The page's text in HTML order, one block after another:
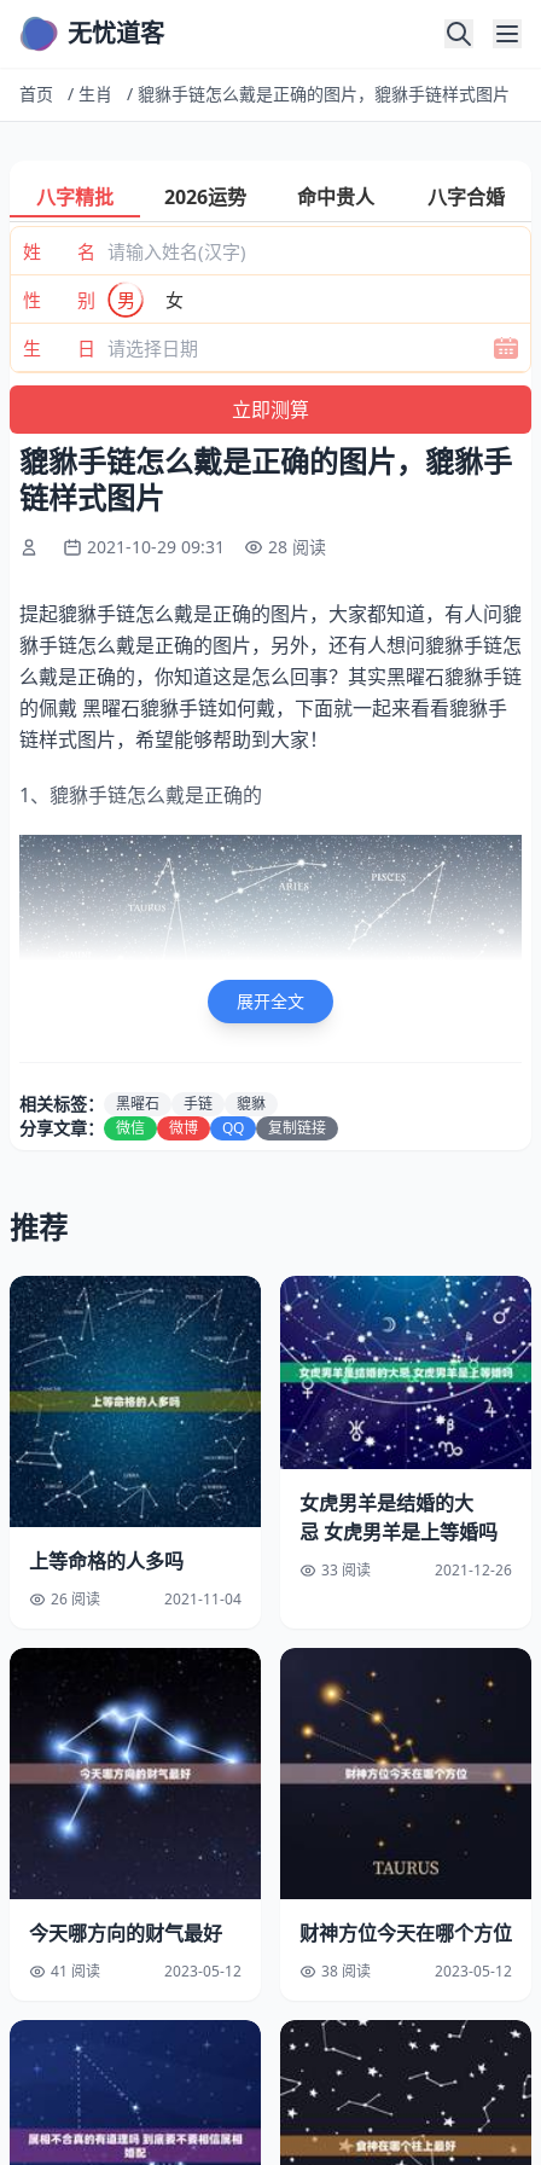
无忧道客
首页 / 生肖 / 貔貅手链怎么戴是正确的图片，貔貅手链样式图片
八字精批 2026运势 命中贵人 八字合婚
姓 名
性 别
男
女
生 日
貔貅手链怎么戴是正确的图片，貔貅手
链样式图片
2021-10-29 09:31 28 阅读
提起貔貅手链怎么戴是正确的图片，大家都知道，有人问貔
貅手链怎么戴是正确的图片，另外，还有人想问貔貅手链怎
么戴是正确的，你知道这是怎么回事？其实黑曜石貔貅手链
的佩戴 黑曜石貔貅手链如何戴，下面就一起来看看貔貅手
链样式图片，希望能够帮助到大家！
1、貔貅手链怎么戴是正确的
对于貔貅不太了解的人可能会疑惑，手链不是自己想怎么戴
就怎么戴吗？其实并不是这样的，金貔貅手链的形象取自于
古时候的神兽貔貅，作兽之一，貔貅的能力是很强大的，貔
貅以金银为食，将四方之财纳入自己体内而且只吃，这样的
能力象征着…
2、黑曜石貔貅手链的佩戴 黑曜石貔貅手链如何戴
有成千上万的人奉请貔貅，在遇到艰难险阻，行之不易的事
情时，希望可以运开时泰，有人为了能时刻受到，又能将貔
貅作为装饰品，进而奉请貔貅手链。黑曜石是其中一种材
质，那么黑曜石貔貅手链的佩戴 是什么？
黑曜石貔貅手链的佩戴 是这样的，貔貅手链一般左手佩
戴，黑曜石材质左右手都可以，佩戴右手去晦气，不可让手
链沾血，洗澡和时要取下，清洁手链时用清水和干净的布，
短时间不戴可以随意放置，长时间不佩戴让貔貅头朝窗户或
者门口，如不使用，用红布包起收纳起来，貔貅慵懒，没事
可以多摸摸貔貅的头部和背部。
黑曜石貔貅手链的佩戴 已经知道了，关于貔貅的其他事项
的吉照堂貔貅佩戴。佩戴是的，才能起作用。貔貅 是门。
自己和自然的 ，是不可取的。要选择有商标注册证的商
家。用生辰八字来进行占卜，但是众多一起为貔貅的，不是
单独，不用生辰八字。
展开全文
相关标签： 黑曜石 手链 貔貅
分享文章： 微信 微博 QQ 复制链接
推荐
上等命格的人多吗
26 阅读 2021-11-04
女虎男羊是结婚的大
忌 女虎男羊是上等婚吗
33 阅读 2021-12-26
今天哪方向的财气最好
41 阅读 2023-05-12
财神方位今天在哪个方位
38 阅读 2023-05-12